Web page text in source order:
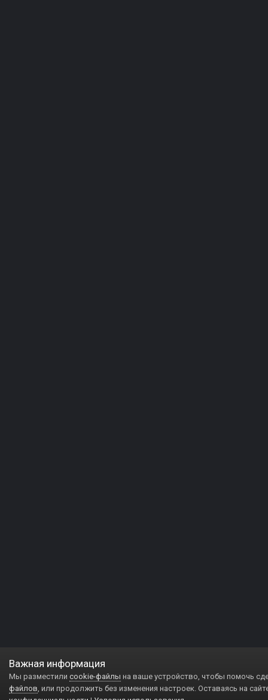
Важная информация
Мы разместили cookie-файлы на ваше устройство, чтобы помочь
файлов, или продолжить без изменения настроек. Оставаясь на